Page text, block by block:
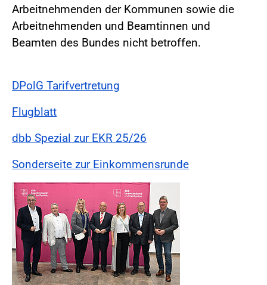
Arbeitnehmenden der Kommunen sowie die
Arbeitnehmenden und Beamtinnen und
Beamten des Bundes nicht betroffen.
DPolG Tarifvertretung
Flugblatt
dbb Spezial zur EKR 25/26
Sonderseite zur Einkommensrunde